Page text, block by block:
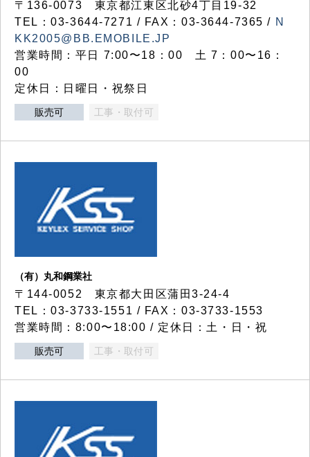
〒136-0073 東京都江東区北砂4丁目19-32
TEL：03‐3644‐7271 / FAX：03-3644-7365 / N
KK2005@BB.EMOBILE.JP
営業時間：平日 7:00〜18：00 土 7：00〜16：
00
定休日：日曜日・祝祭日
販売可 工事・取付可
（有）丸和鋼業社
〒144-0052 東京都大田区蒲田3-24-4
TEL：03-3733-1551 / FAX：03-3733-1553
営業時間：8:00〜18:00 / 定休日：土・日・祝
販売可 工事・取付可